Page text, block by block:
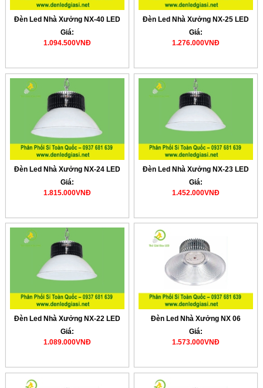
Đèn Led Nhà Xưởng NX-40 LED
Giá:
1.094.500VNĐ
Đèn Led Nhà Xưởng NX-25 LED
Giá:
1.276.000VNĐ
Đèn Led Nhà Xưởng NX-24 LED
Giá:
1.815.000VNĐ
Đèn Led Nhà Xưởng NX-23 LED
Giá:
1.452.000VNĐ
Đèn Led Nhà Xưởng NX-22 LED
Giá:
1.089.000VNĐ
Đèn Led Nhà Xưởng NX 06
Giá:
1.573.000VNĐ